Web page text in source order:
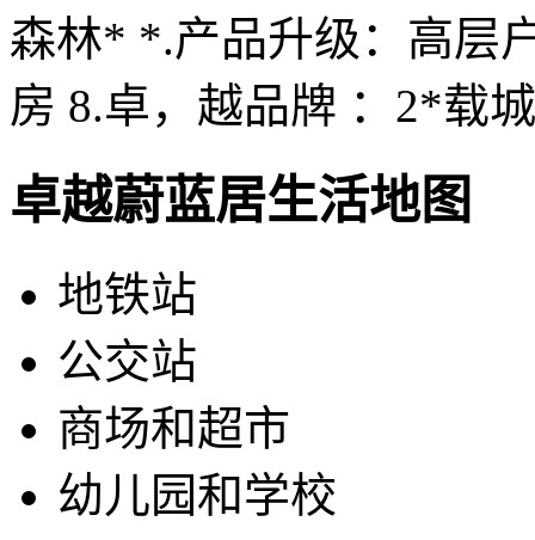
森林* *.产品升级：高层
房 8.卓，越品牌 ：2*载
卓越蔚蓝居生活地图
地铁站
公交站
商场和超市
幼儿园和学校